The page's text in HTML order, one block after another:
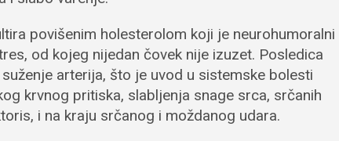
povišenim holesterolom koji je neurohumoralni
od kojeg nijedan čovek nije izuzet. Posledica
arterija, što je uvod u sistemske bolesti
krvnog pritiska, slabljenja snage srca, srčanih
i na kraju srčanog i moždanog udara.